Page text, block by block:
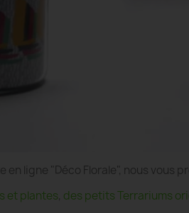
en ligne "Déco Florale", nous
et plantes, des petits Terrariums